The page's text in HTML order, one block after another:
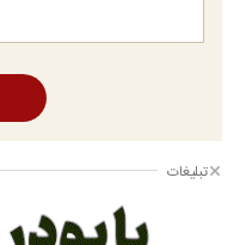
تبلیغات